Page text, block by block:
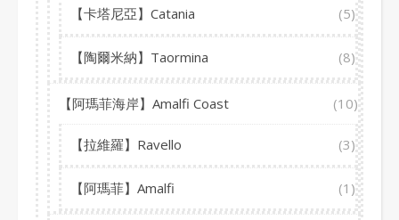
【卡塔尼亞】Catania (5)
【陶爾米納】Taormina (8)
【阿瑪菲海岸】Amalfi Coast (10)
【拉維羅】Ravello (3)
【阿瑪菲】Amalfi (1)